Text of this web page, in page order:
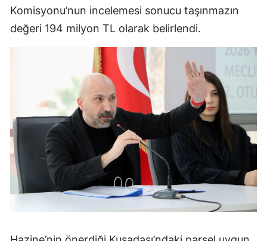
Komisyonu’nun incelemesi sonucu taşınmazın
değeri 194 milyon TL olarak belirlendi.